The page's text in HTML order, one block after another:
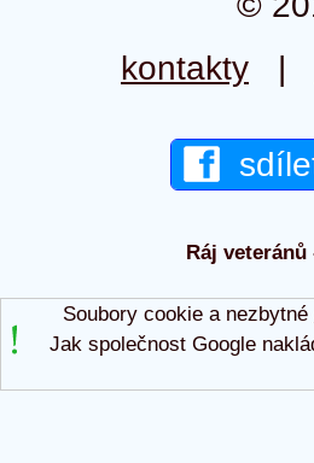
kontakty |
Ráj
Soubory cookie a nezbytné
Jak společnost Google